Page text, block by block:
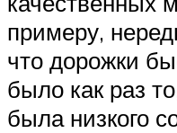
примеру,
что дорожки
было как раз
была низкого